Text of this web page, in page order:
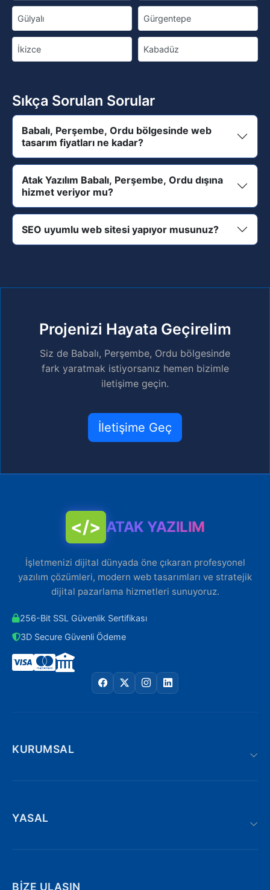
Gülyalı Gürgentepe
İkizce Kabadüz
Sıkça Sorulan Sorular
Babalı, Perşembe, Ordu bölgesinde web
tasarım fiyatları ne kadar?
Atak Yazılım Babalı, Perşembe, Ordu dışına
hizmet veriyor mu?
SEO uyumlu web sitesi yapıyor musunuz?
Projenizi Hayata Geçirelim
Siz de Babalı, Perşembe, Ordu bölgesinde
fark yaratmak istiyorsanız hemen bizimle
iletişime geçin.
İletişime Geç
</> ATAK YAZILIM
İşletmenizi dijital dünyada öne çıkaran profesyonel
yazılım çözümleri, modern web tasarımları ve stratejik
dijital pazarlama hizmetleri sunuyoruz.
256-Bit SSL Güvenlik Sertifikası
3D Secure Güvenli Ödeme
KURUMSAL
YASAL
BIZE ULAŞIN